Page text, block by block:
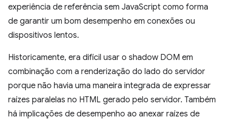
experiência de referência sem JavaScript como forma
de garantir um bom desempenho em conexões ou
dispositivos lentos.
Historicamente, era difícil usar o shadow DOM em
combinação com a renderização do lado do servidor
porque não havia uma maneira integrada de expressar
raízes paralelas no HTML gerado pelo servidor. Também
há implicações de desempenho ao anexar raízes de